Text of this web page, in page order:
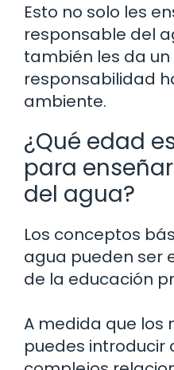
Esto no solo les
responsable del
también les da
responsabilidad
ambiente.
¿Qué edad
para
del agua?
Los conceptos
agua pueden ser
de la educación
A medida que los
puedes introducir